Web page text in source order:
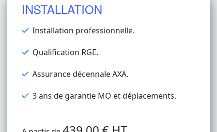
INSTALLATION
Installation professionnelle.
Qualification RGE.
Assurance décennale AXA.
3 ans de garantie MO et déplacements.